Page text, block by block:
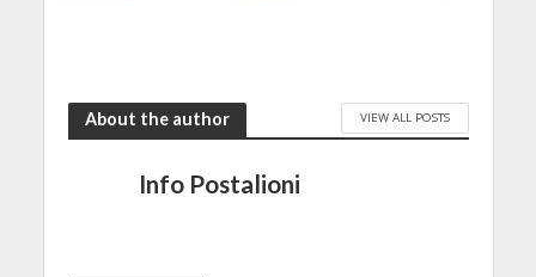
About the author VIEW ALL POSTS
Info Postalioni